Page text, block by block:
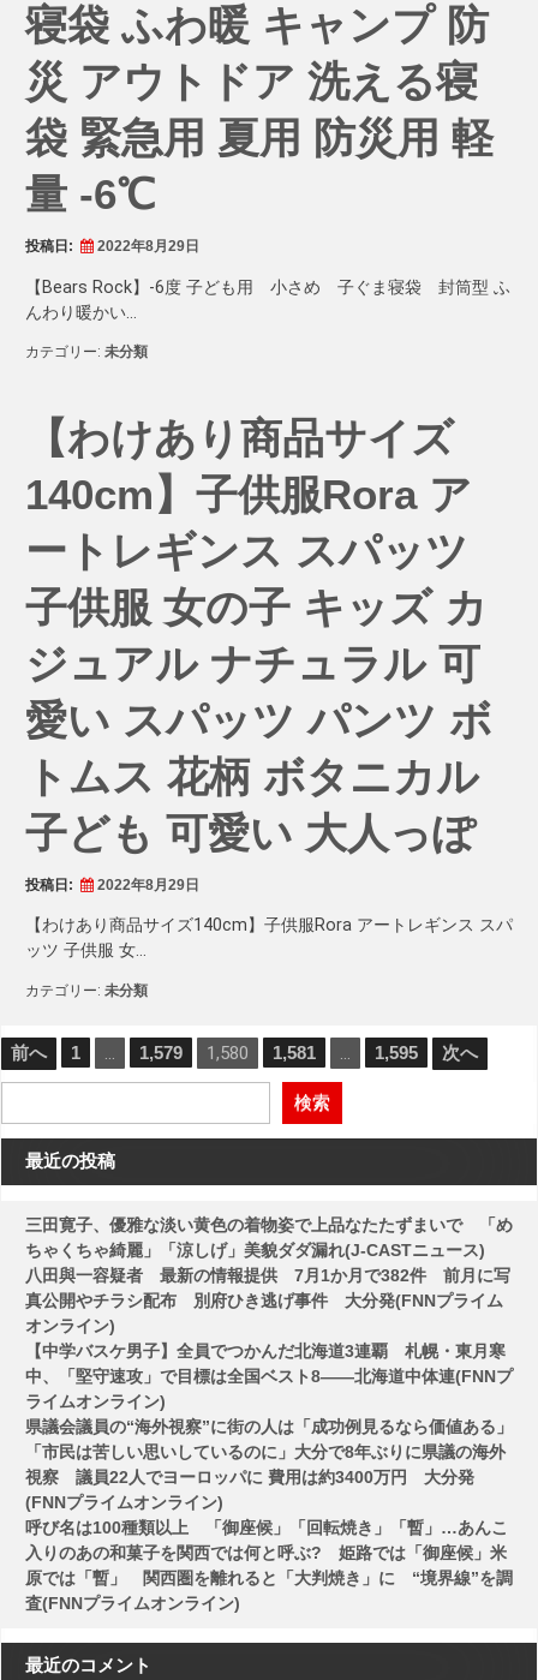
寝袋 ふわ暖 キャンプ 防
災 アウトドア 洗える寝
袋 緊急用 夏用 防災用 軽
量 -6℃
投稿日: 2022年8月29日
【Bears Rock】-6度 子ども用 小さめ 子ぐま寝袋 封筒型 ふ
んわり暖かい…
カテゴリー: 未分類
【わけあり商品サイズ
140cm】子供服Rora ア
ートレギンス スパッツ
子供服 女の子 キッズ カ
ジュアル ナチュラル 可
愛い スパッツ パンツ ボ
トムス 花柄 ボタニカル
子ども 可愛い 大人っぽ
投稿日: 2022年8月29日
【わけあり商品サイズ140cm】子供服Rora アートレギンス スパ
ッツ 子供服 女…
カテゴリー: 未分類
投
稿
の
ペ
ジ
送
り
前へ 1 … 1,579 1,580 1,581 … 1,595 次へ
検索
最近の投稿
三田寛子、優雅な淡い黄色の着物姿で上品なたたずまいで 「め
ちゃくちゃ綺麗」「涼しげ」美貌ダダ漏れ(J-CASTニュース)
八田與一容疑者 最新の情報提供 7月1か月で382件 前月に写
真公開やチラシ配布 別府ひき逃げ事件 大分発(FNNプライム
オンライン)
【中学バスケ男子】全員でつかんだ北海道3連覇 札幌・東月寒
中、「堅守速攻」で目標は全国ベスト8――北海道中体連(FNNプ
ライムオンライン)
県議会議員の“海外視察”に街の人は「成功例見るなら価値ある」
「市民は苦しい思いしているのに」大分で8年ぶりに県議の海外
視察 議員22人でヨーロッパに 費用は約3400万円 大分発
(FNNプライムオンライン)
呼び名は100種類以上 「御座候」「回転焼き」「暫」…あんこ
入りのあの和菓子を関西では何と呼ぶ? 姫路では「御座候」米
原では「暫」 関西圏を離れると「大判焼き」に “境界線”を調
査(FNNプライムオンライン)
最近のコメント